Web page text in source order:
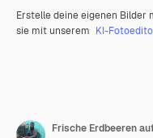
Erstelle deine eigenen Bilder
sie mit unserem KI-